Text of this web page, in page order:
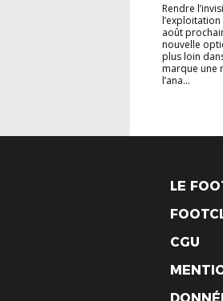
Rendre
août
nouvelle
plus loin
marque une
l’ana...
LE
CGU